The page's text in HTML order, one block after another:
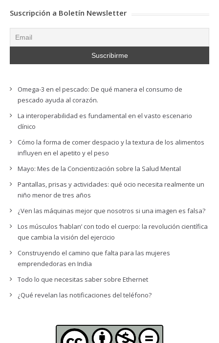
Suscripción a Boletín Newsletter
Omega-3 en el pescado: De qué manera el consumo de
pescado ayuda al corazón.
La interoperabilidad es fundamental en el vasto escenario
clínico
Cómo la forma de comer despacio y la textura de los alimentos
influyen en el apetito y el peso
Mayo: Mes de la Concientización sobre la Salud Mental
Pantallas, prisas y actividades: qué ocio necesita realmente un
niño menor de tres años
¿Ven las máquinas mejor que nosotros si una imagen es falsa?
Los músculos ‘hablan’ con todo el cuerpo: la revolución científica
que cambia la visión del ejercicio
Construyendo el camino que falta para las mujeres
emprendedoras en India
Todo lo que necesitas saber sobre Ethernet
¿Qué revelan las notificaciones del teléfono?